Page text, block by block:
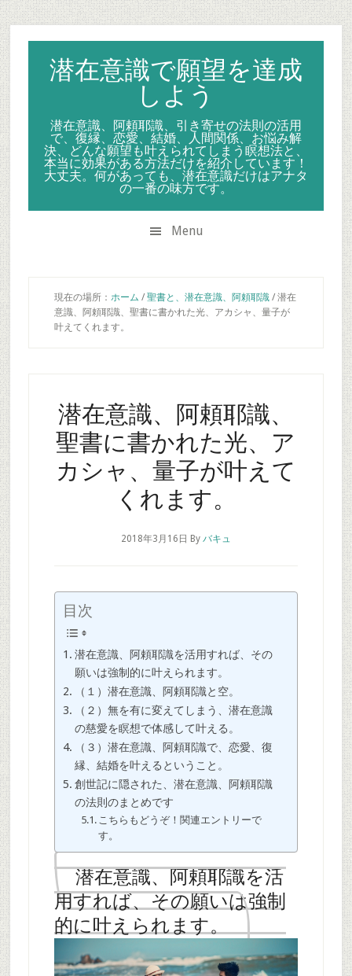
Skip
to
secondary
menu
Skip
to
main
content
Skip
to
primary
sidebar
潜在意識で願望を達成
しよう
潜在意識、阿頼耶識、引き寄せの法則の活用
で、復縁、恋愛、結婚、人間関係、お悩み解
決、どんな願望も叶えられてしまう瞑想法と、
本当に効果がある方法だけを紹介しています！
大丈夫。何があっても、潜在意識だけはアナタ
の一番の味方です。
Menu
現在の場所： ホーム / 聖書と、潜在意識、阿頼耶識 /潜在
意識、阿頼耶識、聖書に書かれた光、アカシャ、量子が
叶えてくれます。
潜在意識、阿頼耶識、
聖書に書かれた光、ア
カシャ、量子が叶えて
くれます。
2018年3月16日 By バキュ
目次
潜在意識、阿頼耶識を活用すれば、その
願いは強制的に叶えられます。
（１）潜在意識、阿頼耶識と空。
（２）無を有に変えてしまう、潜在意識
の慈愛を瞑想で体感して叶える。
（３）潜在意識、阿頼耶識で、恋愛、復
縁、結婚を叶えるということ。
創世記に隠された、潜在意識、阿頼耶識
の法則のまとめです
こちらもどうぞ！関連エントリーで
す。
潜在意識、阿頼耶識を活
用すれば、その願いは強制
的に叶えられます。